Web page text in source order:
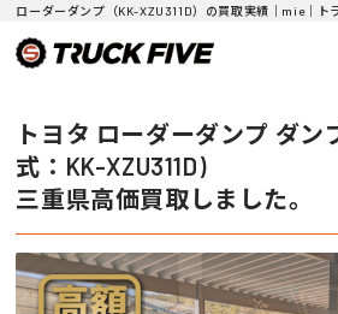
ローダーダンプ（KK-XZU311D）の買取実績｜mie｜ト
トヨタ ローダーダンプ ダン
式：KK-XZU311D)
三重県高価買取しました。